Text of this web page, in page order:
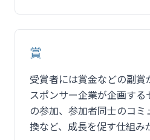
賞
受賞者には賞金などの副賞
スポンサー企業が企画する
の参加、参加者同士のコ
換など、成長を促す仕組み